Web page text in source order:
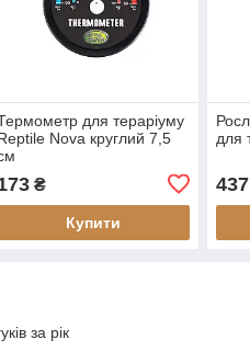
для тераріуму
Nova круглий 7,5
₴
Купити
для
437
за рік